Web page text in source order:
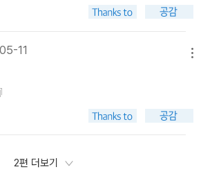
11
2편 더보기